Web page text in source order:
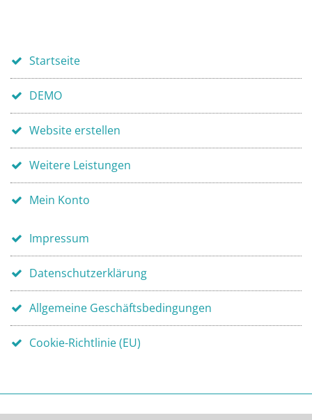
Startseite
DEMO
Website erstellen
Weitere Leistungen
Mein Konto
Impressum
Datenschutzerklärung
Allgemeine Geschäftsbedingungen
Cookie-Richtlinie (EU)